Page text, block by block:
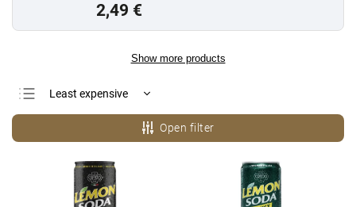
2,49 €
Show more products
Least expensive
Bestsellers
Alphabetically
Open filter